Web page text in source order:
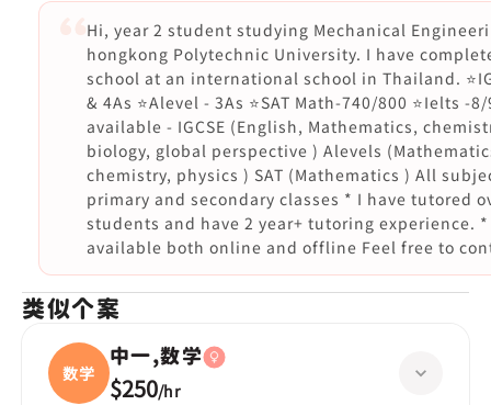
Hi, year 2 student studying Mechanical
hongkong Polytechnic University. I have
school at an international school in Thailand.
& 4As ⭐Alevel - 3As ⭐SAT Math-740/800 ⭐Ielts -
available - IGCSE (English, Mathematics,
biology, global perspective ) Alevels
chemistry, physics ) SAT (Mathematics ) All
primary and secondary classes * I have tutored
students and have 2 year+ tutoring experience.
available both online and offline Feel free to
类似个案
数学
中一,数学
$250/hr